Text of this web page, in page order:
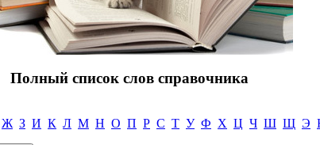
Полный список слов справочника
Ж З И К Л М Н О П Р С Т У Ф Х Ц Ч Ш Щ Э